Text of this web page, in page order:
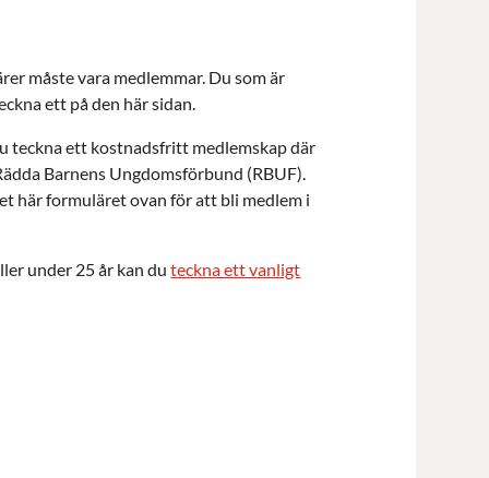
måste vara medlemmar. Du som är
ett på den här sidan.
teckna ett kostnadsfritt medlemskap där
Barnens Ungdomsförbund (RBUF).
här formuläret ovan för att bli medlem i
under 25 år kan duteckna ett vanligt